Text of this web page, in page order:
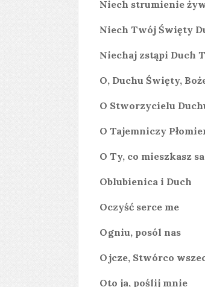
Niech strumienie
Niech Twój Święty
Niechaj zstąpi Duch
O, Duchu Święty,
O Stworzycielu
O Tajemniczy
O Ty, co mieszkasz
Oblubienica i Duch
Oczyść serce me
Ogniu, posól nas
Ojcze, Stwórco
Oto ja, poślij mnie